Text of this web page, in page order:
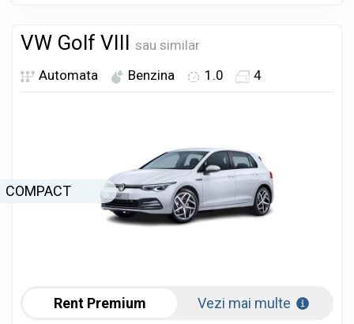
VW Golf VIII sau similar
Automata
Benzina 1.0 4
COMPACT
Rent Premium Vezi mai multe